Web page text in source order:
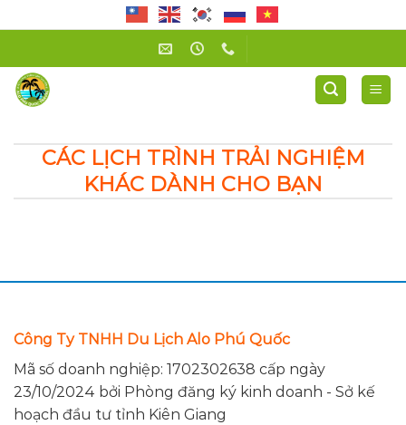
to
content
CÁC LỊCH TRÌNH TRẢI NGHIỆM
KHÁC DÀNH CHO BẠN
Công Ty TNHH Du Lịch Alo Phú Quốc
Mã số doanh nghiệp: 1702302638 cấp ngày
23/10/2024 bởi Phòng đăng ký kinh doanh - Sở kế
hoạch đầu tư tỉnh Kiên Giang